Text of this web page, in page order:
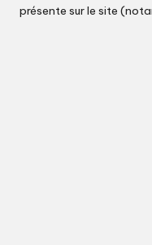
présente sur le site